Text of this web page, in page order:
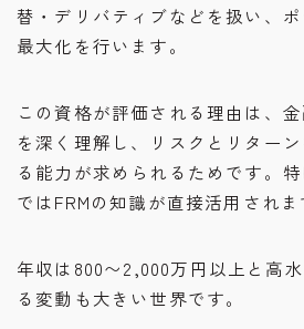
替・デリバティブなどを扱い、
最大化を行います。
この資格が評価される理由は、
を深く理解し、リスクとリター
る能力が求められるためです。
ではFRMの知識が直接活用されま
年収は800〜2,000万円以上と高
る変動も大きい世界です。